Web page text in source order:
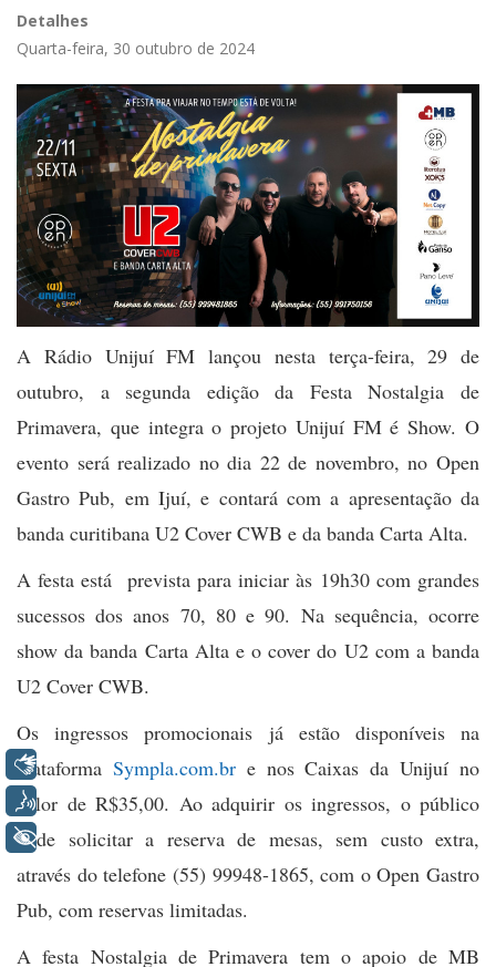
Detalhes
Quarta-feira, 30 outubro de 2024
A Rádio Unijuí FM lançou nesta terça-feira, 29 de
outubro, a segunda edição da Festa Nostalgia de
Primavera, que integra o projeto Unijuí FM é Show. O
evento será realizado no dia 22 de novembro, no Open
Gastro Pub, em Ijuí, e contará com a apresentação da
banda curitibana U2 Cover CWB e da banda Carta Alta.
A festa está prevista para iniciar às 19h30 com grandes
sucessos dos anos 70, 80 e 90. Na sequência, ocorre
show da banda Carta Alta e o cover do U2 com a banda
U2 Cover CWB.
Os ingressos promocionais já estão disponíveis na
plataforma Sympla.com.bre nos Caixas da Unijuí no
valor de R$35,00. Ao adquirir os ingressos, o público
pode solicitar a reserva de mesas, sem custo extra,
através do telefone (55) 99948-1865, com o Open Gastro
Pub, com reservas limitadas.
A festa Nostalgia de Primavera tem o apoio de MB
Libras
Voz
+ Acessibilidade